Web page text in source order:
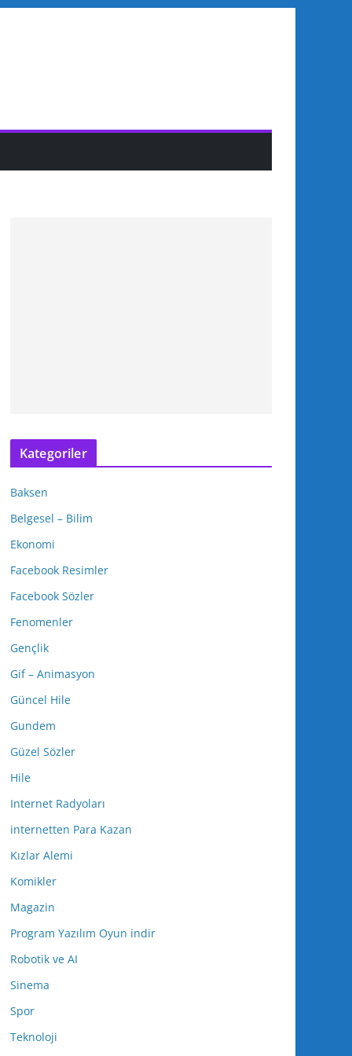
Kategoriler
Baksen
Belgesel – Bilim
Ekonomi
Facebook Resimler
Facebook Sözler
Fenomenler
Gençlik
Gif – Animasyon
Güncel Hile
Gundem
Güzel Sözler
Hile
Internet Radyoları
internetten Para Kazan
Kızlar Alemi
Komikler
Magazin
Program Yazılım Oyun indir
Robotik ve AI
Sinema
Spor
Teknoloji